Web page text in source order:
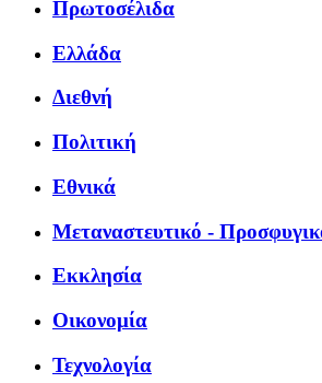
Πρωτοσέλιδα
Ελλάδα
Διεθνή
Πολιτική
Εθνικά
Μεταναστευτικό -
Εκκλησία
Οικονομία
Τεχνολογία